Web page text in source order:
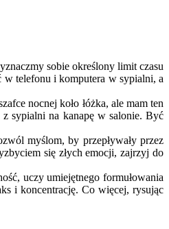
sobie określony limit czasu
w telefonu i komputera w sypialni, a
nocnej koło łóżka, ale mam ten
z sypialni na kanapę w salonie. Być
myślom, by przepływały przez
się złych emocji, zajrzyj do
uczy umiejętnego formułowania
i koncentrację. Co więcej, rysując